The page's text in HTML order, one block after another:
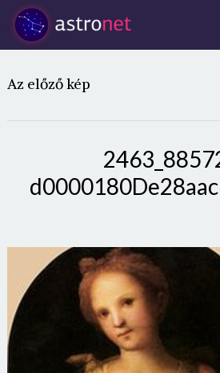
Az előző kép